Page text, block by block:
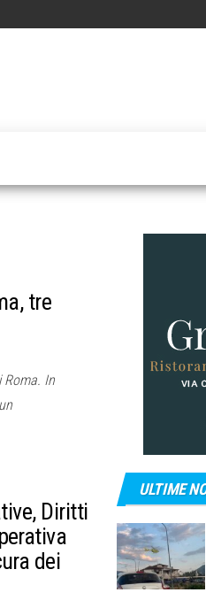
tre
In
Diritti
dei
ULTIME